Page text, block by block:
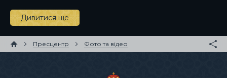
Дивитися ще
Пресцентр Фото та відео